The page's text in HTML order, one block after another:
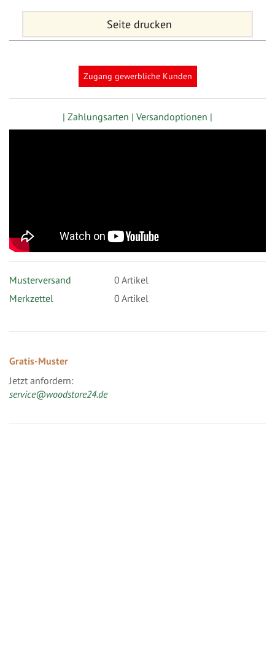
Seite drucken
Zugang gewerbliche Kunden
| Zahlungsarten | Versandoptionen |
Musterversand 0 Artikel
Merkzettel
0 Artikel
Gratis-Muster
Jetzt anfordern:
service@woodstore24.de